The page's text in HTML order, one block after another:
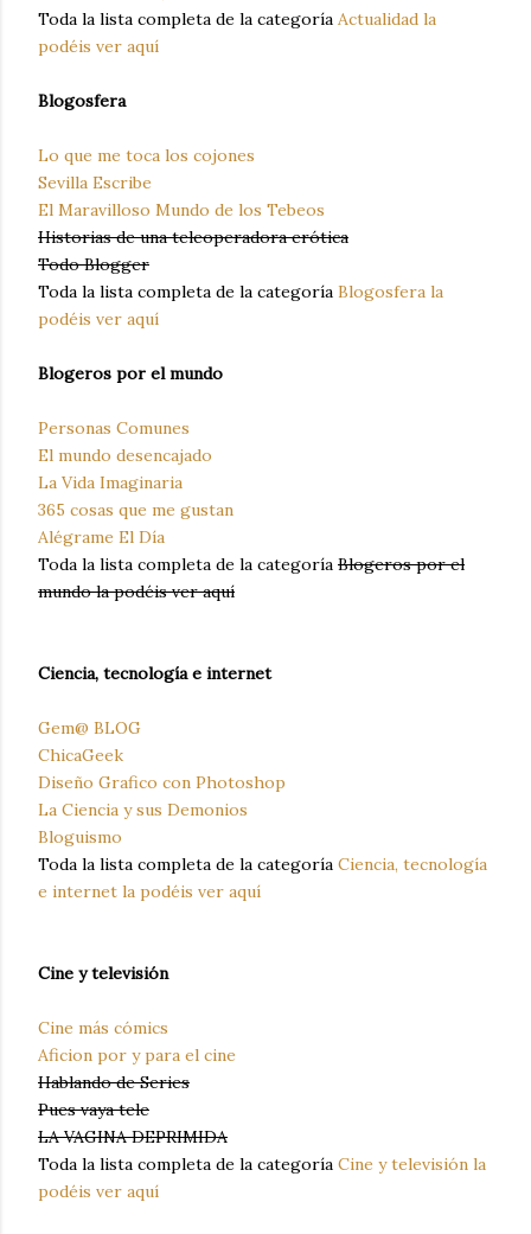
Toda la lista completa de la categoría Actualidad la
podéis ver aquí
Blogosfera
Lo que me toca los cojones
Sevilla Escribe
El Maravilloso Mundo de los Tebeos
Historias de una teleoperadora erótica
Todo Blogger
Toda la lista completa de la categoría Blogosfera la
podéis ver aquí
Blogeros por el mundo
Personas Comunes
El mundo desencajado
La Vida Imaginaria
365 cosas que me gustan
Alégrame El Día
Toda la lista completa de la categoría Blogeros por el
mundo la podéis ver aquí
Ciencia, tecnología e internet
Gem@ BLOG
ChicaGeek
Diseño Grafico con Photoshop
La Ciencia y sus Demonios
Bloguismo
Toda la lista completa de la categoría Ciencia, tecnología
e internet la podéis ver aquí
Cine y televisión
Cine más cómics
Aficion por y para el cine
Hablando de Series
Pues vaya tele
LA VAGINA DEPRIMIDA
Toda la lista completa de la categoría Cine y televisión la
podéis ver aquí